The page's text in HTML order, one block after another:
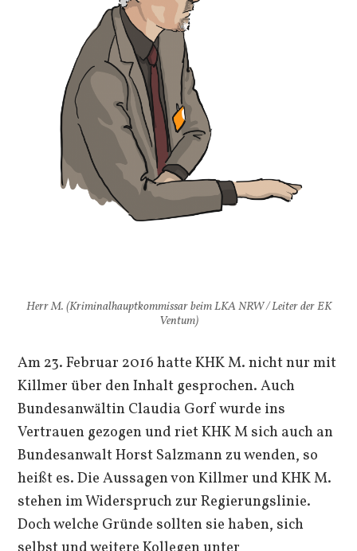
Herr M. (Kriminalhauptkommissar beim LKA NRW / Leiter der EK
Ventum)
Am 23. Februar 2016 hatte KHK M. nicht nur mit
Killmer über den Inhalt gesprochen. Auch
Bundesanwältin Claudia Gorf wurde ins
Vertrauen gezogen und riet KHK M sich auch an
Bundesanwalt Horst Salzmann zu wenden, so
heißt es. Die Aussagen von Killmer und KHK M.
stehen im Widerspruch zur Regierungslinie.
Doch welche Gründe sollten sie haben, sich